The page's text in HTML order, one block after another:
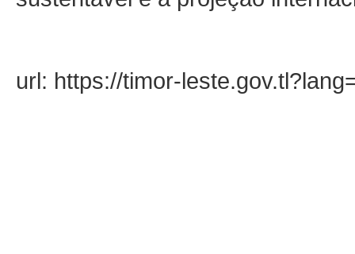
url: https://timor-